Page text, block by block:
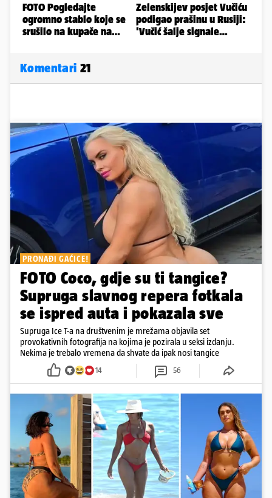
Komentari 21
PRONAĐI GAĆICE!
FOTO Coco, gdje su ti tangice?
Supruga slavnog repera fotkala
se ispred auta i pokazala sve
Supruga Ice T-a na društvenim je mrežama objavila set
provokativnih fotografija na kojima je pozirala u seksi izdanju.
Nekima je trebalo vremena da shvate da ipak nosi tangice
14 56